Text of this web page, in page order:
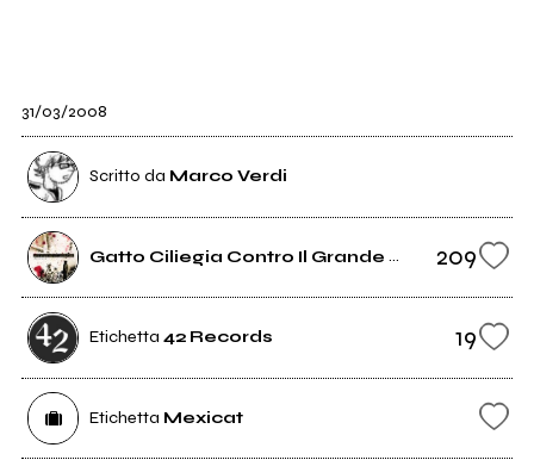
31/03/2008
Scritto da Marco Verdi
Gatto Ciliegia Contro Il Grande Freddo 209
Etichetta 42 Records 19
Etichetta Mexicat